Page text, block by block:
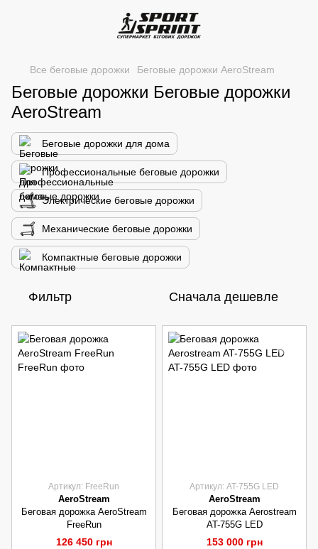
Все беговые дорожки Беговые дорожки AeroStream
Беговые дорожки Беговые дорожки
AeroStream
Беговые дорожки для дома
Профессиональные беговые дорожки
Электрические беговые дорожки
Механические беговые дорожки
Компактные беговые дорожки
Фильтр Сначала дешевле
Артикул: FreeRun
AeroStream
Беговая дорожка AeroStream
FreeRun
126 450 грн
Артикул: AT-755G LED
AeroStream
Беговая дорожка Aerostream
AT-755G LED
153 000 грн